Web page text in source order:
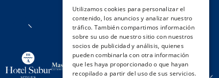
CATALAN
GERMAN
FRENCH
ITALIAN
Utilizamos cookies para personalizar el
contenido, los anuncios y analizar nuestro
tráfico. También compartimos información
sobre su uso de nuestro sitio con nuestros
socios de publicidad y análisis, quienes
pueden combinarla con otra información
que les haya proporcionado o que hayan
recopilado a partir del uso de sus servicios.